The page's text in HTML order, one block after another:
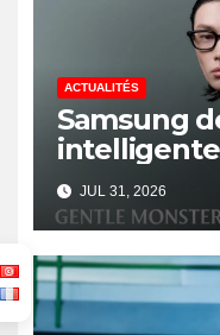
ACTUALITÉS
Samsung
Gemini
JUL 31, 2026